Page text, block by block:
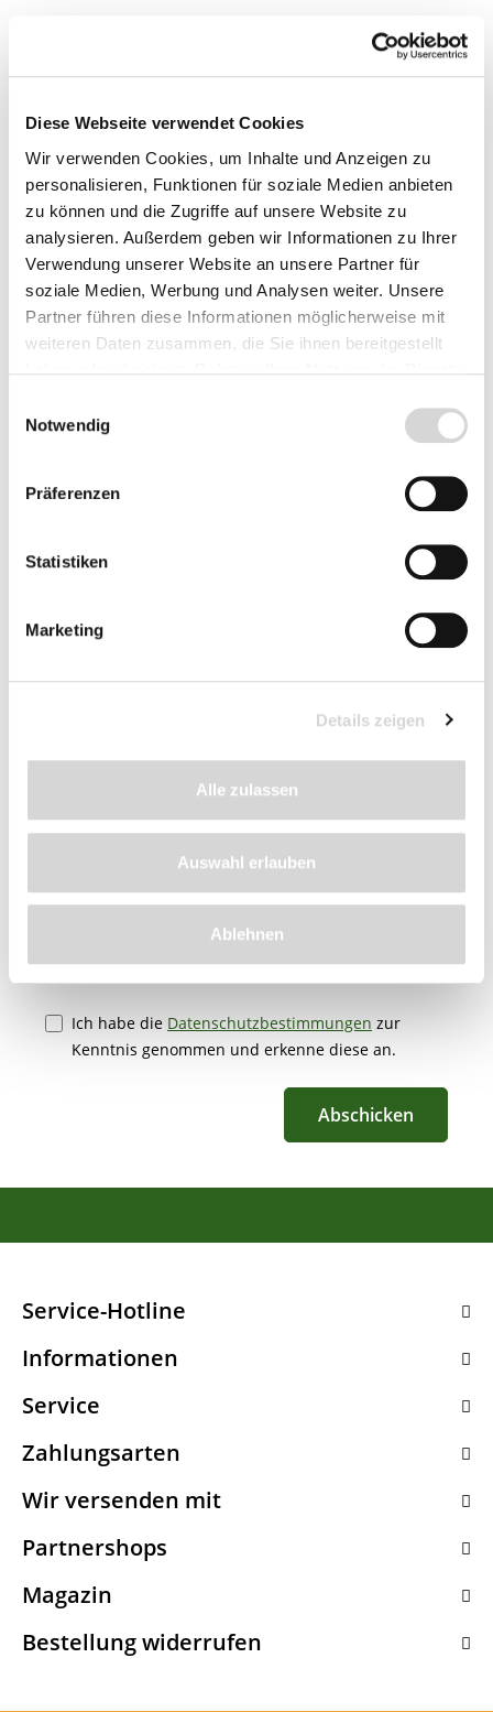
Diese Webseite verwendet Cookies
Wir verwenden Cookies, um Inhalte und Anzeigen zu
personalisieren, Funktionen für soziale Medien anbieten
zu können und die Zugriffe auf unsere Website zu
analysieren. Außerdem geben wir Informationen zu Ihrer
Verwendung unserer Website an unsere Partner für
soziale Medien, Werbung und Analysen weiter. Unsere
Partner führen diese Informationen möglicherweise mit
weiteren Daten zusammen, die Sie ihnen bereitgestellt
Notwendig
Präferenzen
Statistiken
Marketing
Details zeigen
Alle zulassen
Auswahl erlauben
Ablehnen
Vorname*
Nachname*
Telefon*
Die mit einem Stern (*) markierten Felder sind
Diese Seite ist durch reCAPTCHA geschützt und
es gelten die Datenschutzrichtlinie und
Ich habe die Datenschutzbestimmungen zur
Kenntnis genommen und erkenne diese an.
Abschicken
Service-Hotline
Informationen
Service
Zahlungsarten
Wir versenden mit
Partnershops
Magazin
Bestellung widerrufen